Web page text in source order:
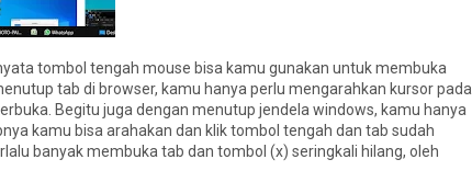
tombol tengah mouse bisa kamu gunakan untuk membuka
tab di browser, kamu hanya perlu mengarahkan kursor pada
Begitu juga dengan menutup jendela windows, kamu hanya
kamu bisa arahakan dan klik tombol tengah dan tab sudah
banyak membuka tab dan tombol (x) seringkali hilang, oleh